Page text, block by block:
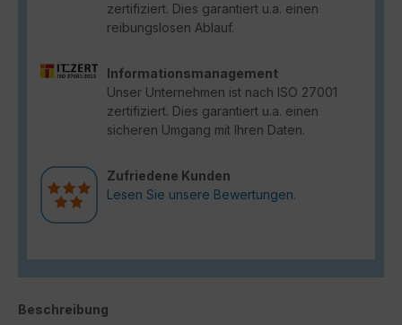
zertifiziert. Dies garantiert u.a. einen
reibungslosen Ablauf.
Informationsmanagement
Unser Unternehmen ist nach ISO 27001
zertifiziert. Dies garantiert u.a. einen
sicheren Umgang mit Ihren Daten.
Zufriedene Kunden
Lesen Sie unsere Bewertungen.
Beschreibung